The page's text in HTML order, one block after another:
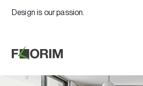
Design is our passion.